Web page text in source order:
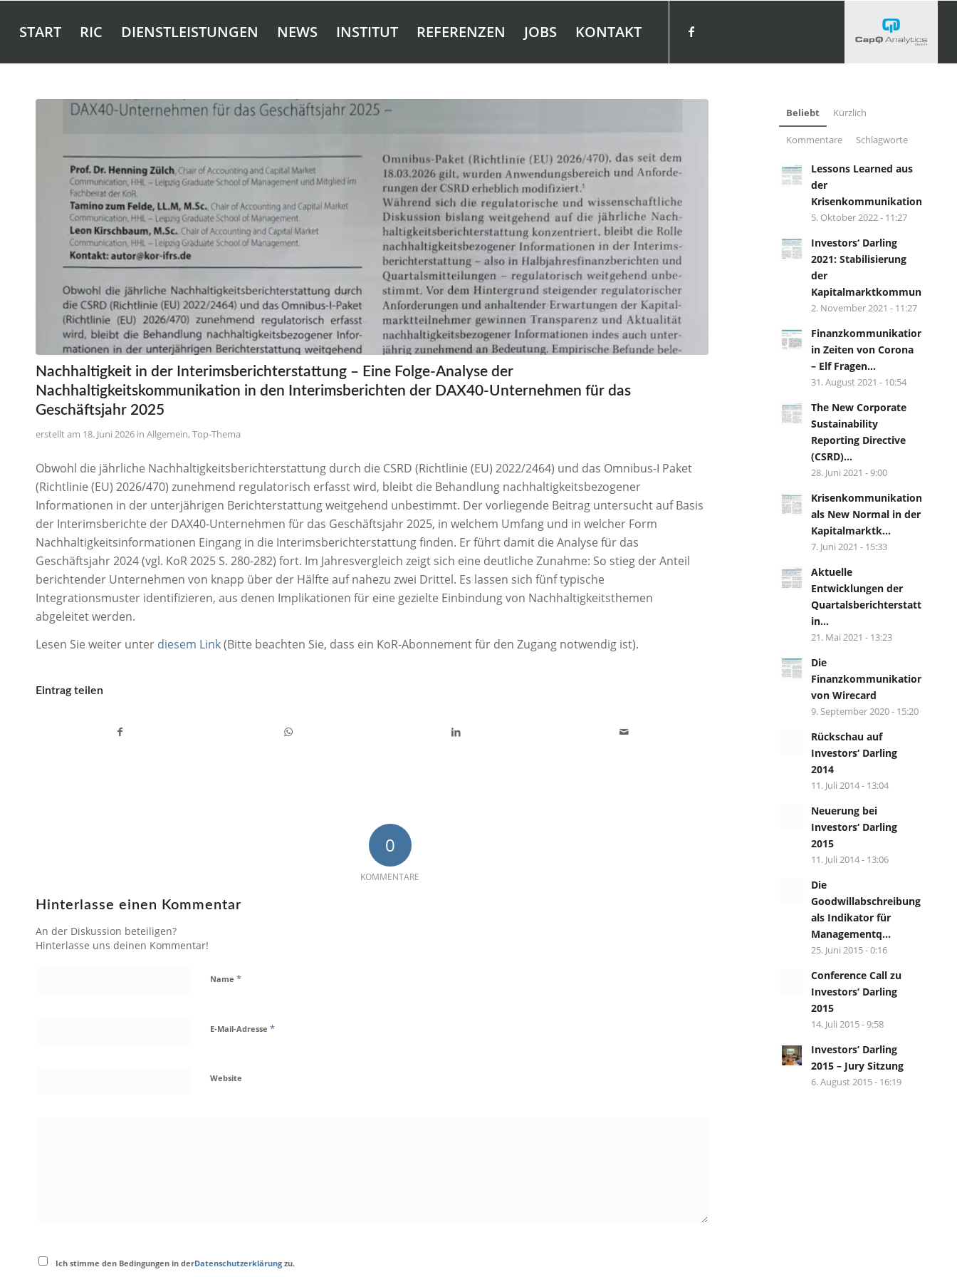
START RIC DIENSTLEISTUNGEN NEWS INSTITUT REFERENZEN JOBS KONTAKT
Nachhaltigkeit in der Interimsberichterstattung – Eine Folge-Analyse der
Nachhaltigkeitskommunikation in den Interimsberichten der DAX40-Unternehmen für das
Geschäftsjahr 2025
18. Juni 2026 in Allgemein, Top-Thema
Obwohl die jährliche Nachhaltigkeitsberichterstattung durch die CSRD (Richtlinie (EU) 2022/2464) und das Omnibus-I Paket
(Richtlinie (EU) 2026/470) zunehmend regulatorisch erfasst wird, bleibt die Behandlung nachhaltigkeitsbezogener
Informationen in der unterjährigen Berichterstattung weitgehend unbestimmt. Der vorliegende Beitrag untersucht auf Basis
der Interimsberichte der DAX40-Unternehmen für das Geschäftsjahr 2025, in welchem Umfang und in welcher Form
Nachhaltigkeitsinformationen Eingang in die Interimsberichterstattung finden. Er führt damit die Analyse für das
Geschäftsjahr 2024 (vgl. KoR 2025 S. 280-282) fort. Im Jahresvergleich zeigt sich eine deutliche Zunahme: So stieg der Anteil
berichtender Unternehmen von knapp über der Hälfte auf nahezu zwei Drittel. Es lassen sich fünf typische
Integrationsmuster identifizieren, aus denen Implikationen für eine gezielte Einbindung von Nachhaltigkeitsthemen
abgeleitet werden.
Lesen Sie weiter unter diesem Link(Bitte beachten Sie, dass ein KoR-Abonnement für den Zugang notwendig ist).
Eintrag teilen
0
KOMMENTARE
Hinterlasse einen Kommentar
An der Diskussion beteiligen?
Hinterlasse uns deinen Kommentar!
Name *
E-Mail-Adresse *
Website
Ich stimme den Bedingungen in derDatenschutzerklärungzu.
Beliebt Kürzlich
Kommentare Schlagworte
Lessons Learned aus
der
Krisenkommunikation?
5. Oktober 2022 - 11:27
Investors‘ Darling
2021: Stabilisierung
der
2. November 2021 - 11:27
Finanzkommunikation
in Zeiten von Corona
– Elf Fragen...
31. August 2021 - 10:54
The New Corporate
Sustainability
Reporting Directive
(CSRD)...
28. Juni 2021 - 9:00
Krisenkommunikation
als New Normal in der
Kapitalmarktk...
7. Juni 2021 - 15:33
Aktuelle
Entwicklungen der
Quartalsberichterstattung
in...
21. Mai 2021 - 13:23
Die
Finanzkommunikation
von Wirecard
9. September 2020 - 15:20
Rückschau auf
Investors‘ Darling
2014
11. Juli 2014 - 13:04
Neuerung bei
Investors‘ Darling
2015
11. Juli 2014 - 13:06
Die
Goodwillabschreibung
als Indikator für
Managementq...
25. Juni 2015 - 0:16
Conference Call zu
Investors‘ Darling
2015
14. Juli 2015 - 9:58
Investors’ Darling
2015 – Jury Sitzung
6. August 2015 - 16:19